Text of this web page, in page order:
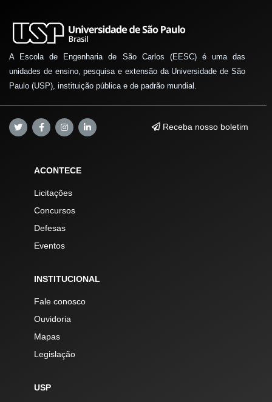
A Escola de Engenharia de São Carlos (EESC) é uma das
unidades de ensino, pesquisa e extensão da Universidade de São
Paulo (USP), instituição pública e de padrão mundial.
Receba nosso boletim
ACONTECE
Licitações
Concursos
Defesas
Eventos
INSTITUCIONAL
Fale conosco
Ouvidoria
Mapas
Legislação
USP